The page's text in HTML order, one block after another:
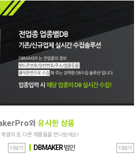
와 유사한 상품
열의 또 다른 제품들을 만나보세요!
더보기 DBMAKER법인 더보기